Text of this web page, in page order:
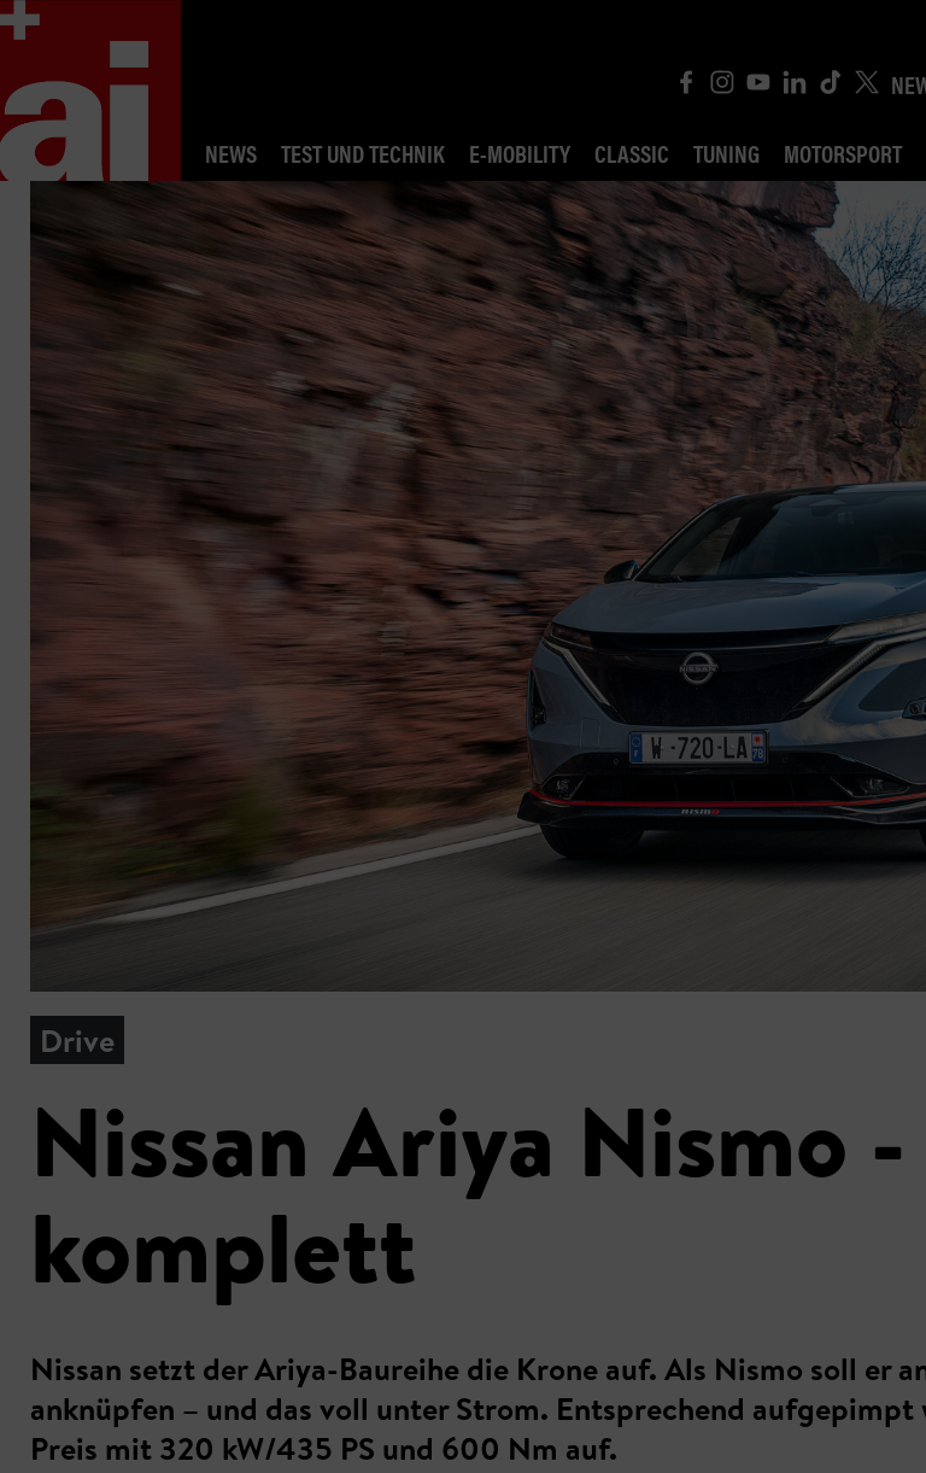
NEWS
TEST UND TECHNIK E-MOBILITY CLASSIC TUNING MOTORSPORT
Drive
Nissan Ariya Nismo
komplett
Nissan setzt der Ariya-Baureihe die Krone auf. Als Nismo soll er
anknüpfen – und das voll unter Strom. Entsprechend
Preis mit 320 kW/435 PS und 600 Nm auf.